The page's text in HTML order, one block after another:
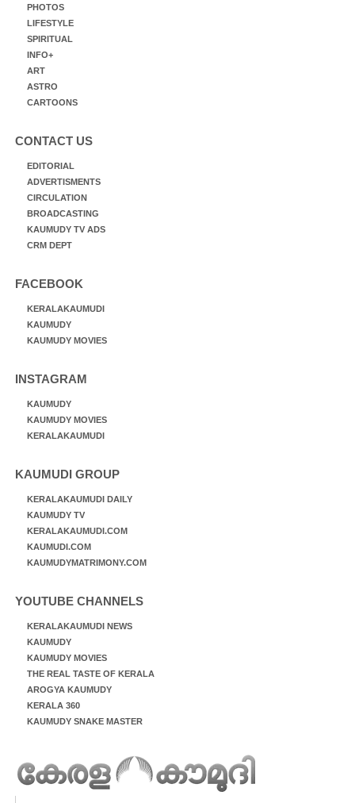
PHOTOS
LIFESTYLE
SPIRITUAL
INFO+
ART
ASTRO
CARTOONS
CONTACT US
EDITORIAL
ADVERTISMENTS
CIRCULATION
BROADCASTING
KAUMUDY TV ADS
CRM DEPT
FACEBOOK
KERALAKAUMUDI
KAUMUDY
KAUMUDY MOVIES
INSTAGRAM
KAUMUDY
KAUMUDY MOVIES
KERALAKAUMUDI
KAUMUDI GROUP
KERALAKAUMUDI DAILY
KAUMUDY TV
KERALAKAUMUDI.COM
KAUMUDI.COM
KAUMUDYMATRIMONY.COM
YOUTUBE CHANNELS
KERALAKAUMUDI NEWS
KAUMUDY
KAUMUDY MOVIES
THE REAL TASTE OF KERALA
AROGYA KAUMUDY
KERALA 360
KAUMUDY SNAKE MASTER